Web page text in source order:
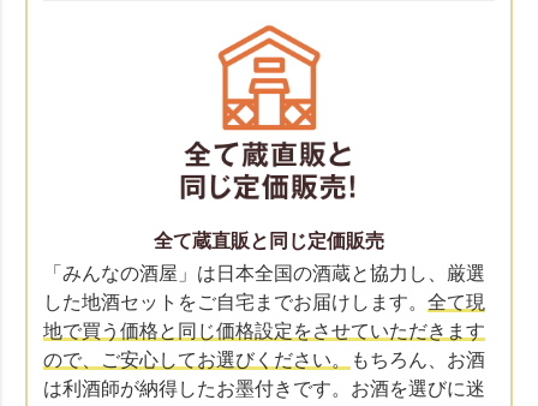
全て蔵直販と同じ定価販売
「みんなの酒屋」は日本全国の酒蔵と協力し、厳選
した地酒セットをご自宅までお届けします。 全て現
地で買う価格と同じ価格設定をさせていただきます
ので、ご安心してお選びください。
もちろん、お酒
は利酒師が納得したお墨付きです。お酒を選びに迷